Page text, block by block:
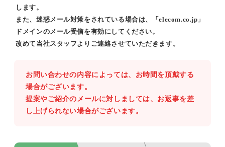
します。
また、迷惑メール対策をされている場合は、「elecom.co.jp」
ドメインのメール受信を有効にしてください。
改めて当社スタッフよりご連絡させていただきます。
お問い合わせの内容によっては、お時間を頂戴する
場合がございます。
提案やご紹介のメールに対しましては、お返事を差
し上げられない場合がございます。